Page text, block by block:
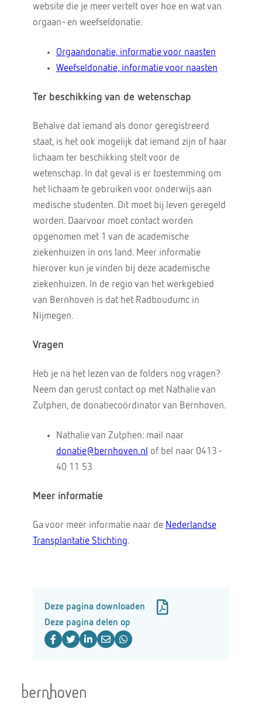
website die je meer vertelt over hoe en wat van
orgaan- en weefseldonatie.
Orgaandonatie, informatie voor naasten
Weefseldonatie, informatie voor naasten
Ter beschikking van de wetenschap
Behalve dat iemand als donor geregistreerd
staat, is het ook mogelijk dat iemand zijn of haar
lichaam ter beschikking stelt voor de
wetenschap. In dat geval is er toestemming om
het lichaam te gebruiken voor onderwijs aan
medische studenten. Dit moet bij leven geregeld
worden. Daarvoor moet contact worden
opgenomen met 1 van de academische
ziekenhuizen in ons land. Meer informatie
hierover kun je vinden bij deze academische
ziekenhuizen. In de regio van het werkgebied
van Bernhoven is dat het Radboudumc in
Nijmegen.
Vragen
Heb je na het lezen van de folders nog vragen?
Neem dan gerust contact op met Nathalie van
Zutphen, de donatiecoördinator van Bernhoven.
Nathalie van Zutphen: mail naar
donatie@bernhoven.nl of bel naar 0413 -
40 11 53
Meer informatie
Ga voor meer informatie naar de Nederlandse
Transplantatie Stichting.
Deze pagina downloaden
Deze pagina delen op